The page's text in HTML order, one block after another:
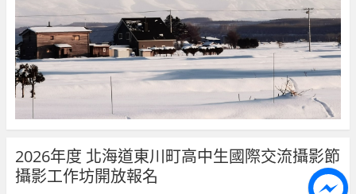
2026年度 北海道東川町高中生國際交流攝影節
攝影工作坊開放報名